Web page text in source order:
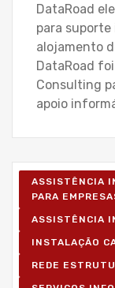
DataRoad
para
alojamento
DataRoad
Consulting
apoio
ASSISTÊNCIA
PARA
ASSISTÊNCIA
INSTALAÇÃO
REDE